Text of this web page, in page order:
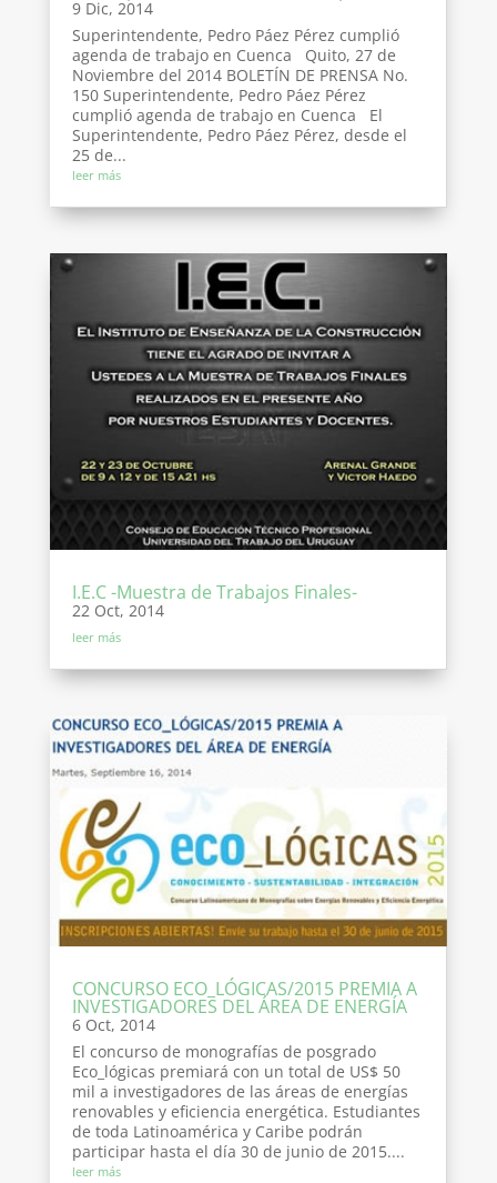
9 Dic, 2014
Superintendente, Pedro Páez Pérez cumplió
agenda de trabajo en Cuenca Quito, 27 de
Noviembre del 2014 BOLETÍN DE PRENSA No.
150 Superintendente, Pedro Páez Pérez
cumplió agenda de trabajo en Cuenca El
Superintendente, Pedro Páez Pérez, desde el
25 de...
leer más
I.E.C -Muestra de Trabajos Finales-
22 Oct, 2014
leer más
CONCURSO ECO_LÓGICAS/2015 PREMIA A
INVESTIGADORES DEL ÁREA DE ENERGÍA
6 Oct, 2014
El concurso de monografías de posgrado
Eco_lógicas premiará con un total de US$ 50
mil a investigadores de las áreas de energías
renovables y eficiencia energética. Estudiantes
de toda Latinoamérica y Caribe podrán
participar hasta el día 30 de junio de 2015....
leer más